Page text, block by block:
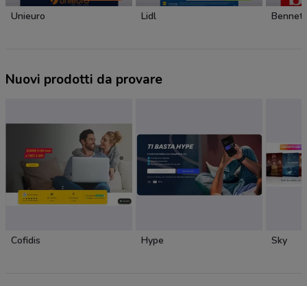
Unieuro Lidl Bennet
Nuovi prodotti da provare
Cofidis Hype Sky